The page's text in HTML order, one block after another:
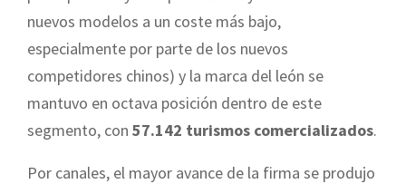
nuevos modelos a un coste más bajo,
especialmente por parte de los nuevos
competidores chinos) y la marca del león se
mantuvo en octava posición dentro de este
segmento, con 57.142 turismos comercializados.
Por canales, el mayor avance de la firma se produjo